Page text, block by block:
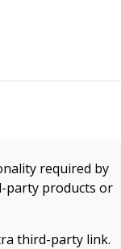
required by
party products or
third-party link.